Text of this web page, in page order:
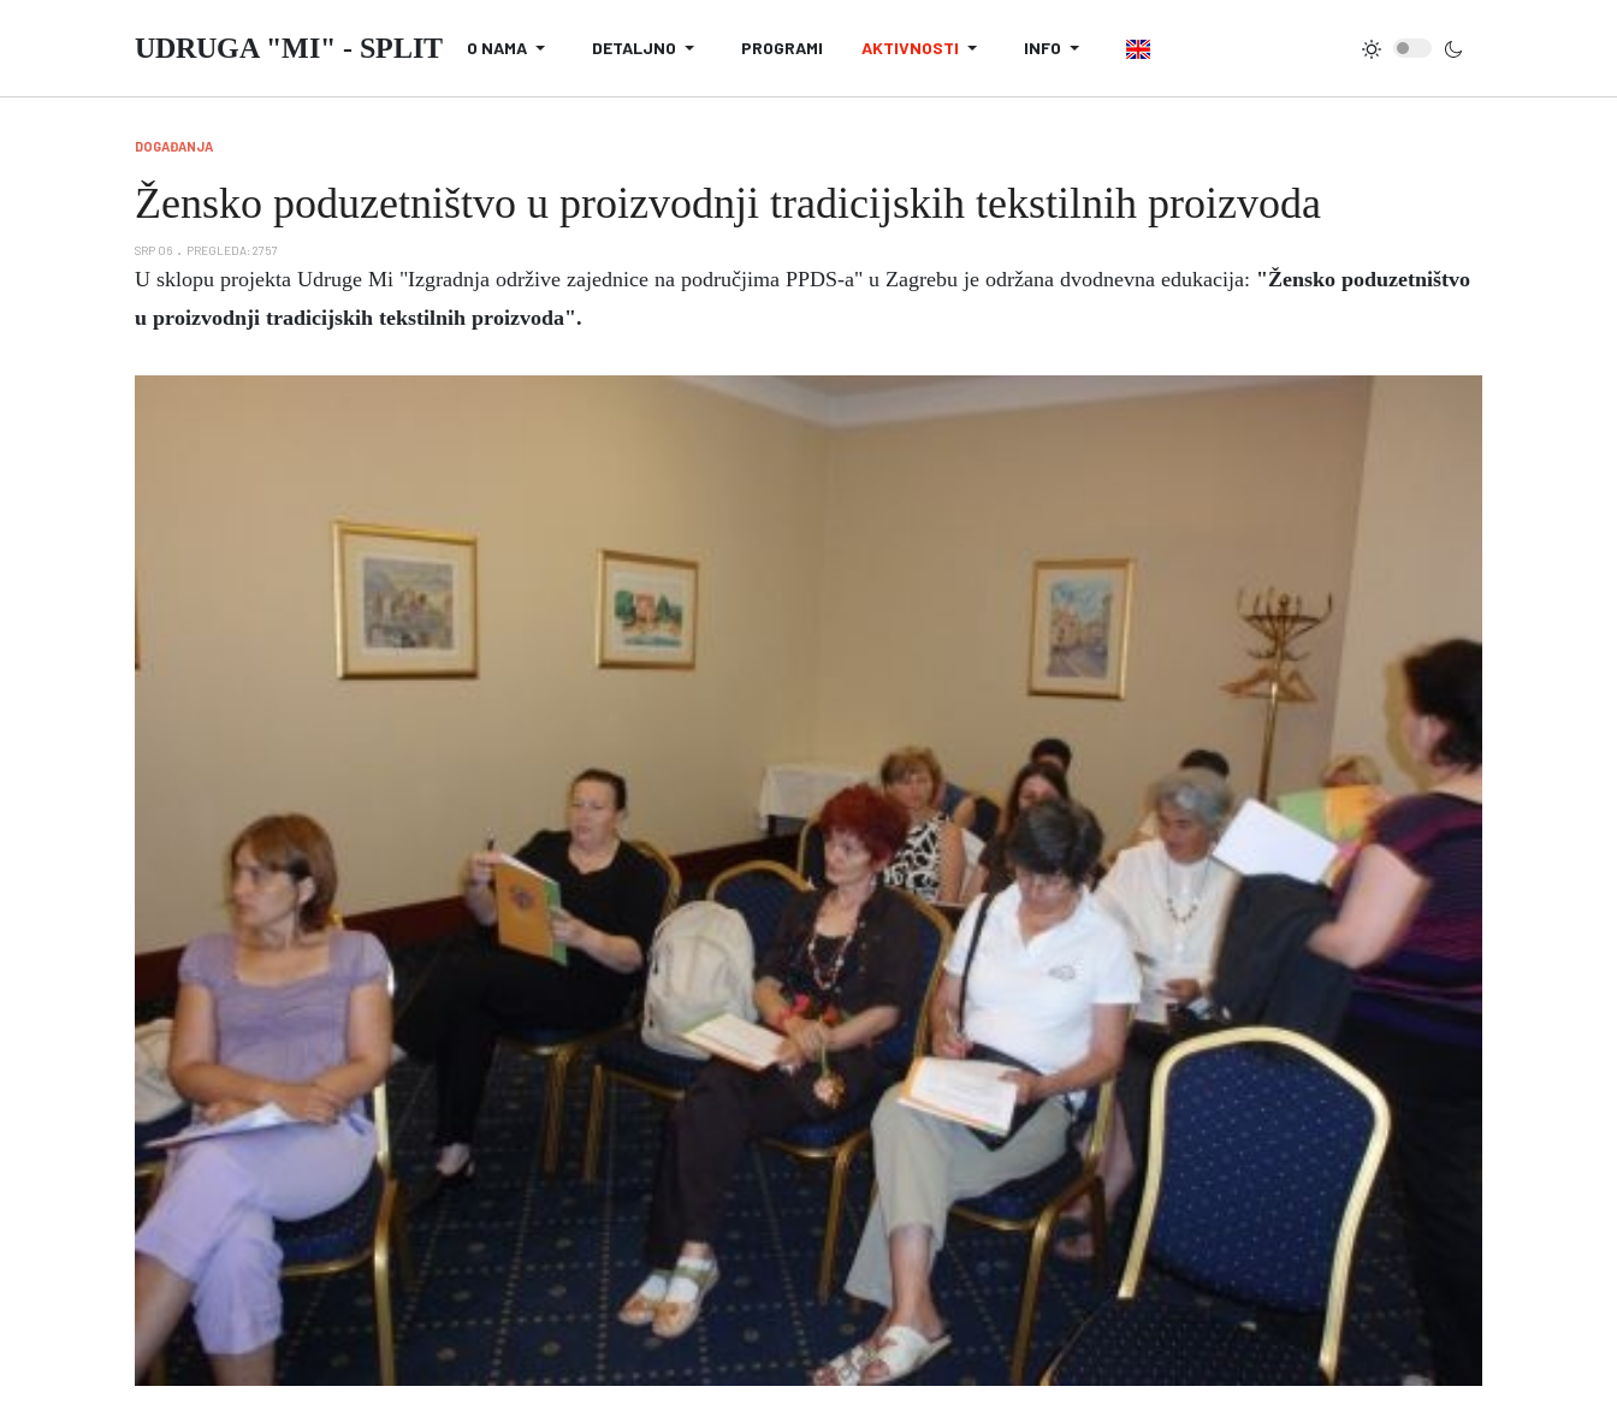
UDRUGA "MI" - SPLIT O NAMA DETALJNO PROGRAMI AKTIVNOSTI INFO
DOGAĐANJA
Žensko poduzetništvo u proizvodnji tradicijskih tekstilnih proizvoda
SRP 06 PREGLEDA: 2757
U sklopu projekta Udruge Mi "Izgradnja održive zajednice na područjima PPDS-a" u Zagrebu je održana dvodnevna edukacija: "Žensko poduzetništvo
u proizvodnji tradicijskih tekstilnih proizvoda".